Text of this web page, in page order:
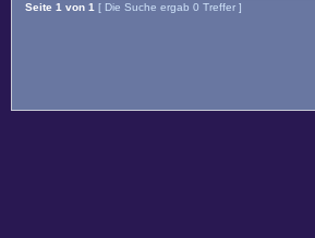
Seite 1 von 1 [ Die Suche ergab 0 Treffer ]